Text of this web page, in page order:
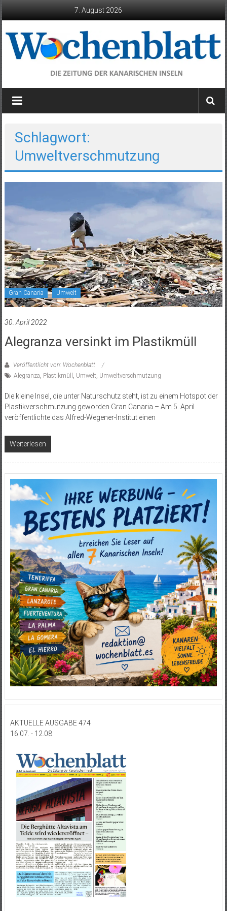
7. August 2026
Wochenblatt
die
Kanarischen
Schlagwort:
Umweltverschmutzung
Gran Canaria Umwelt
30. April 2022
Alegranza versinkt im Plastikmüll
Veröffentlicht von: Wochenblatt
Alegranza Plastikmüll Umwelt Umweltverschmutzung
Die kleine Insel, die unter Naturschutz steht, ist zu einem Hotspot der
Plastikverschmutzung geworden Gran Canaria – Am 5. April
veröffentlichte das Alfred-Wegener-Institut einen
Weiterlesen
AKTUELLE AUSGABE 474
16.07. - 12.08.